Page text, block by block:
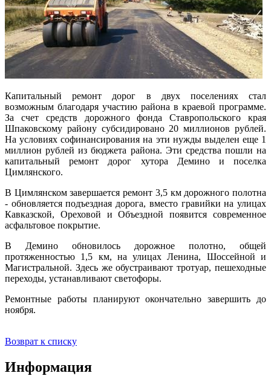
Капитальный ремонт дорог в двух поселениях стал
возможным благодаря участию района в краевой программе.
За счет средств дорожного фонда Ставропольского края
Шпаковскому району субсидировано 20 миллионов рублей.
На условиях софинансирования на эти нужды выделен еще 1
миллион рублей из бюджета района. Эти средства пошли на
капитальный ремонт дорог хутора Демино и поселка
Цимлянского.
В Цимлянском завершается ремонт 3,5 км дорожного полотна
- обновляется подъездная дорога, вместо гравийки на улицах
Кавказской, Ореховой и Объездной появится современное
асфальтовое покрытие.
В Демино обновилось дорожное полотно, общей
протяженностью 1,5 км, на улицах Ленина, Шоссейной и
Магистральной. Здесь же обустраивают тротуар, пешеходные
переходы, устанавливают светофоры.
Ремонтные работы планируют окончательно завершить до
ноября.
Возврат к списку
Информация